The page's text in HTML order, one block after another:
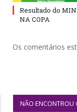
Resultado do
NA COPA
Os comentários
NÃO ENCONTROU